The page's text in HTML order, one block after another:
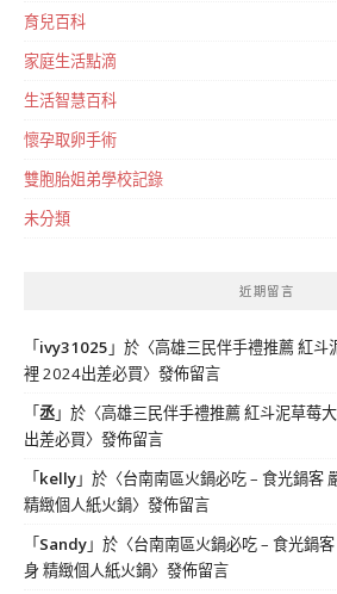
育兒百科
家庭生活點滴
生活智慧百科
懷孕取卵手術
雙胞胎姐弟學校記錄
未分類
近期留言
「 ivy31025 」於〈高雄三民伴手禮推薦 紅斗
裡 2024出差必買〉發佈留言
「丞」於〈高雄三民伴手禮推薦 紅斗泥草莓
出差必買〉發佈留言
「 kelly」於〈台南南區火鍋必吃 – 食光鍋客
精緻個人紙火鍋〉發佈留言
「 Sandy」於〈台南南區火鍋必吃 – 食光鍋
身 精緻個人紙火鍋〉發佈留言